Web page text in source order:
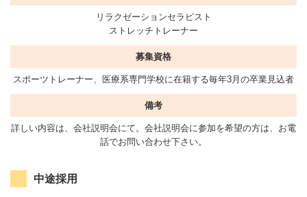
リラクゼーションセラピスト
ストレッチトレーナー
募集資格
スポーツトレーナー、医療系専門学校に在籍する毎年3月の卒業見込者
備考
詳しい内容は、会社説明会にて。会社説明会に参加を希望の方は、お電
話でお問い合わせ下さい。
中途採用